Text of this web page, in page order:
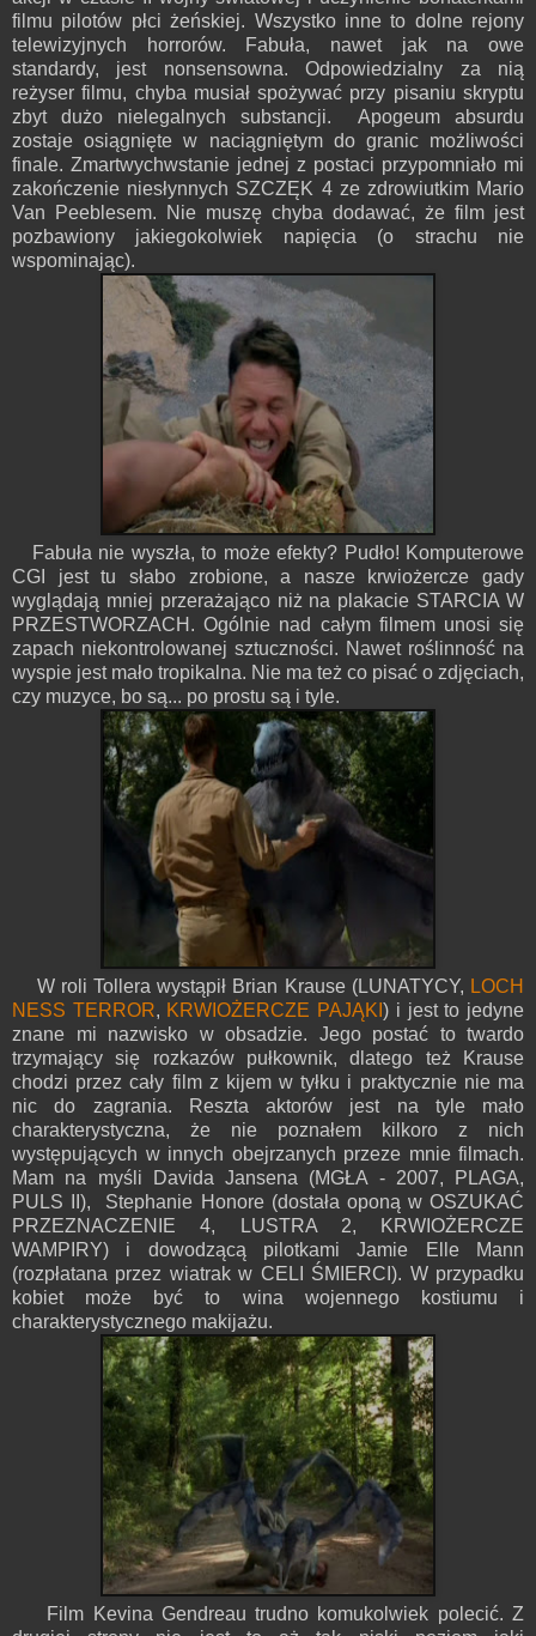
filmu pilotów płci żeńskiej. Wszystko inne to dolne rejony
telewizyjnych horrorów. Fabuła, nawet jak na owe
standardy, jest nonsensowna. Odpowiedzialny za nią
reżyser filmu, chyba musiał spożywać przy pisaniu skryptu
zbyt dużo nielegalnych substancji. Apogeum absurdu
zostaje osiągnięte w naciągniętym do granic możliwości
finale. Zmartwychwstanie jednej z postaci przypomniało mi
zakończenie niesłynnych SZCZĘK 4 ze zdrowiutkim Mario
Van Peeblesem. Nie muszę chyba dodawać, że film jest
pozbawiony jakiegokolwiek napięcia (o strachu nie
wspominając).
Fabuła nie wyszła, to może efekty? Pudło! Komputerowe
CGI jest tu słabo zrobione, a nasze krwiożercze gady
wyglądają mniej przerażająco niż na plakacie STARCIA W
PRZESTWORZACH. Ogólnie nad całym filmem unosi się
zapach niekontrolowanej sztuczności. Nawet roślinność na
wyspie jest mało tropikalna. Nie ma też co pisać o zdjęciach,
czy muzyce, bo są... po prostu są i tyle.
W roli Tollera wystąpił Brian Krause (LUNATYCY, LOCH
NESS TERROR, KRWIOŻERCZE PAJĄKI) i jest to jedyne
znane mi nazwisko w obsadzie. Jego postać to twardo
trzymający się rozkazów pułkownik, dlatego też Krause
chodzi przez cały film z kijem w tyłku i praktycznie nie ma
nic do zagrania. Reszta aktorów jest na tyle mało
charakterystyczna, że nie poznałem kilkoro z nich
występujących w innych obejrzanych przeze mnie filmach.
Mam na myśli Davida Jansena (MGŁA - 2007, PLAGA,
PULS II), Stephanie Honore (dostała oponą w OSZUKAĆ
PRZEZNACZENIE 4, LUSTRA 2, KRWIOŻERCZE
WAMPIRY) i dowodzącą pilotkami Jamie Elle Mann
(rozpłatana przez wiatrak w CELI ŚMIERCI). W przypadku
kobiet może być to wina wojennego kostiumu i
charakterystycznego makijażu.
Film Kevina Gendreau trudno komukolwiek polecić. Z